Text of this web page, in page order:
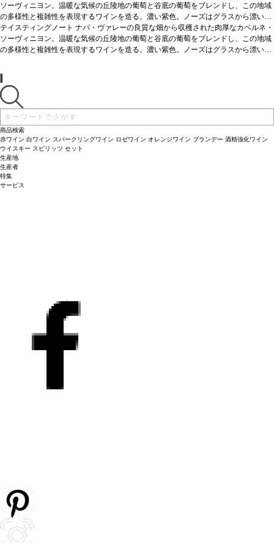
ソーヴィニヨン。温暖な気候の丘陵地の葡萄と谷底の葡萄をブレンドし、この地域
の多様性と複雑性を表現するワインを造る。濃い紫色。ノーズはグラスから漂い、
レッドカラントとカシスを伴い、ほのかななめし革、シーダー、スパイスによる土
っぽさが加わる。口に含むとブラックベリー、カラント、ブラウンシュガーの層が
はじけるように広がる。後味は長く滑らかで、リッチでまろやかなタンニンが補完
カベルネ・ソーヴィニヨン、7% メルロー、4% プティ・シラー、4% プティ・ヴェ
ルド
次のヴィンテージに変更されますのでご了承ください。
テイスティングノート ナパ・ヴァレーの良質な畑から収穫された肉厚なカベルネ・
ソーヴィニヨン。温暖な気候の丘陵地の葡萄と谷底の葡萄をブレンドし、この地域
の多様性と複雑性を表現するワインを造る。濃い紫色。ノーズはグラスから漂い、
っぽさが加わる。口に含むとブラックベリー、カラント、ブラウンシュガーの層が
はじけるように広がる。後味は長く滑らかで、リッチでまろやかなタンニンが補完
する。
カベルネ・ソーヴィニヨン、7% メルロー、4% プティ・シラー、4% プティ・ヴェ
ルド*本ヴィンテージが在庫切れの場合、在庫があり価格が同様の場合は自動的に
次のヴィンテージに変更されますのでご了承ください。
商品検索
赤ワイン 白ワイン スパークリングワイン ロゼワイン オレンジワイン ブランデー 酒精強化ワイン
ウイスキー スピリッツ セット
生産地
生産者
特集
サービス